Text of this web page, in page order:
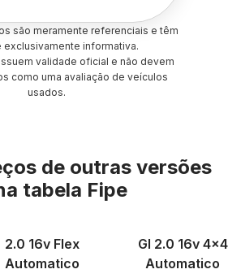
são meramente referenciais e têm
exclusivamente informativa.
validade oficial e não devem
como uma avaliação de veículos
usados.
de outras versões
tabela Fipe
2.0 16v Flex
Automatico
Gl 2.0 16v 4x4
Automatico